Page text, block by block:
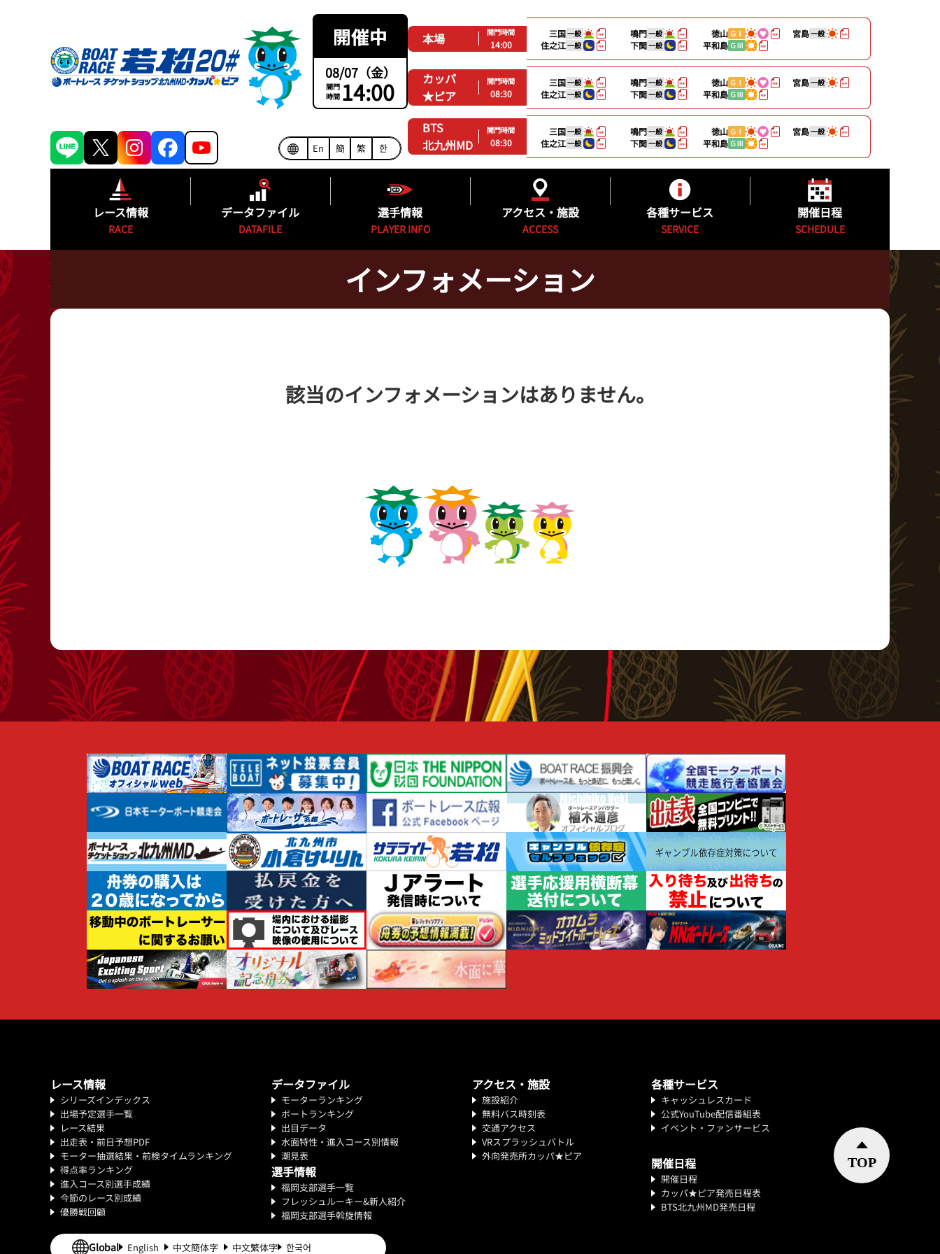
本場 開門時間
14:00
三国一般 鳴門一般 徳山 ＧⅠ 宮島一般
住之江一般 下関一般 平和島 ＧⅢ
カッパ
★ピア
開門時間
08:30
三国一般 鳴門一般 徳山 ＧⅠ 宮島一般
住之江一般 下関一般 平和島 ＧⅢ
BTS
北九州MD
開門時間
08:30
三国一般 鳴門一般 徳山 ＧⅠ 宮島一般
住之江一般 下関一般 平和島 ＧⅢ
08/07（金）
開門
時間 14:00
En 簡 繁 한
レース情報
RACE
出場予定選手一覧
得点率ランキング
進入コース別選手成績
データファイル
DATAFILE
ボートランキング
選手情報
PLAYER INFO
福岡支部選手一覧
フレッシュルーキー&新人紹介
アクセス・施設
ACCESS
施設紹介
無料バス時刻表
各種サービス
SERVICE
公式YouTube配信番組表
開催日程
SCHEDULE
カッパ★ピア発売日程表
インフォメーション
該当のインフォメーションはありません。
レース情報
シリーズインデックス
出場予定選手一覧
レース結果
出走表・前日予想PDF
モーター抽選結果・前検タイムランキング
得点率ランキング
進入コース別選手成績
今節のレース別成績
優勝戦回顧
データファイル
モーターランキング
ボートランキング
出目データ
水面特性・進入コース別情報
潮見表
選手情報
福岡支部選手一覧
フレッシュルーキー&新人紹介
福岡支部選手斡旋情報
アクセス・施設
施設紹介
無料バス時刻表
交通アクセス
VRスプラッシュバトル
外向発売所カッパ★ピア
各種サービス
キャッシュレスカード
公式YouTube配信番組表
イベント・ファンサービス
開催日程
開催日程
カッパ★ピア発売日程表
BTS北九州MD発売日程
Global English 中文簡体字 中文繁体字 한국어